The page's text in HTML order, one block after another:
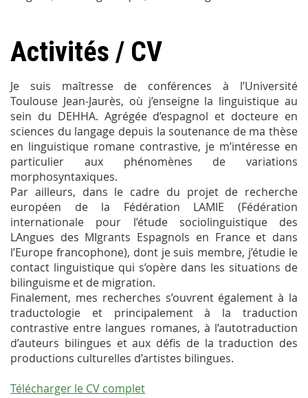
Activités / CV
Je suis maîtresse de conférences à l’Université
Toulouse Jean-Jaurès, où j’enseigne la linguistique au
sein du DEHHA. Agrégée d’espagnol et docteure en
sciences du langage depuis la soutenance de ma thèse
en linguistique romane contrastive, je m’intéresse en
particulier aux phénomènes de variations
morphosyntaxiques.
Par ailleurs, dans le cadre du projet de recherche
européen de la Fédération LAMIE (Fédération
internationale pour l’étude sociolinguistique des
LAngues des MIgrants Espagnols en France et dans
l’Europe francophone), dont je suis membre, j’étudie le
contact linguistique qui s’opère dans les situations de
bilinguisme et de migration.
Finalement, mes recherches s’ouvrent également à la
traductologie et principalement à la traduction
contrastive entre langues romanes, à l’autotraduction
d’auteurs bilingues et aux défis de la traduction des
productions culturelles d’artistes bilingues.
Télécharger le CV complet